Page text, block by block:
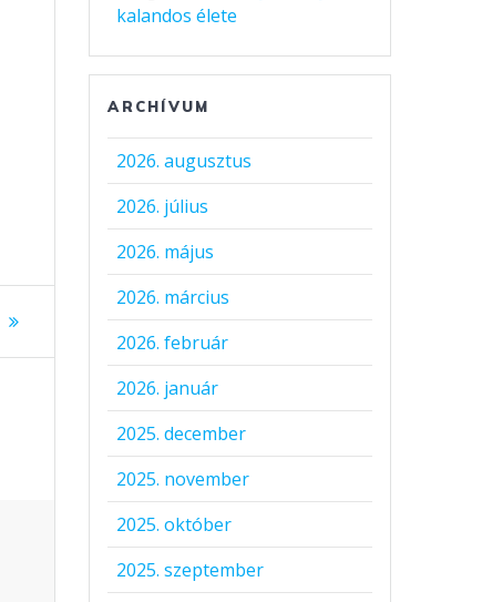
kalandos élete
ARCHÍVUM
2026. augusztus
2026. július
2026. május
2026. március
2026. február
2026. január
2025. december
2025. november
2025. október
2025. szeptember